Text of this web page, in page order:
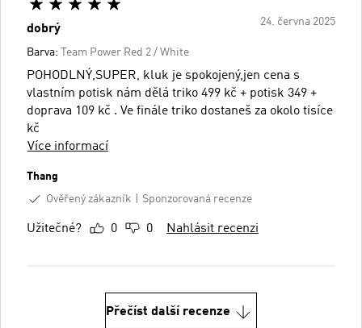
24. června 2025
dobrý
Barva: Team Power Red 2 / White
POHODLNÝ,SUPER, kluk je spokojený,jen cena s
vlastním potisk nám dělá triko 499 kč + potisk 349 +
doprava 109 kč . Ve finále triko dostaneš za okolo tisíce
kč
Více informací
Thang
Ověřený zákazník
Sponzorovaná recenze
Užitečné? 0 0 Nahlásit recenzi
Přečíst další recenze